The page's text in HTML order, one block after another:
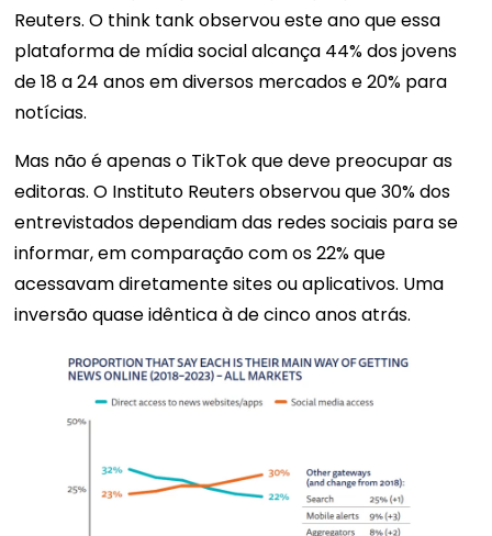
Reuters. O think tank observou este ano que essa
plataforma de mídia social alcança 44% dos jovens
de 18 a 24 anos em diversos mercados e 20% para
notícias.
Mas não é apenas o TikTok que deve preocupar as
editoras. O Instituto Reuters observou que 30% dos
entrevistados dependiam das redes sociais para se
informar, em comparação com os 22% que
acessavam diretamente sites ou aplicativos. Uma
inversão quase idêntica à de cinco anos atrás.